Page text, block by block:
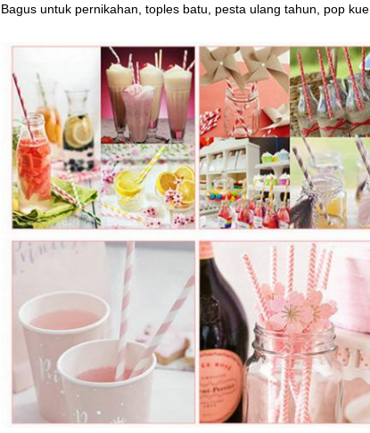
Bagus untuk pernikahan, toples batu, pesta ulang tahun, pop kue